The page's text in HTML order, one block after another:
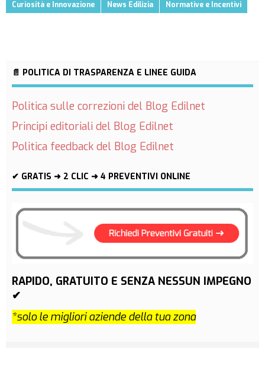
Curiosità e Innovazione News Edilizia Normative e Incentivi
📄 POLITICA DI TRASPARENZA E LINEE GUIDA
Politica sulle correzioni del Blog Edilnet
Principi editoriali del Blog Edilnet
Politica feedback del Blog Edilnet
✔ GRATIS ➜ 2 CLIC ➜ 4 PREVENTIVI ONLINE
RAPIDO, GRATUITO E SENZA NESSUN IMPEGNO
✔
*solo le migliori aziende della tua zona